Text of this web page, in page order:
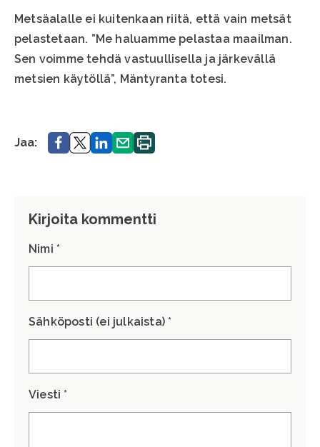
Metsäalalle ei kuitenkaan riitä, että vain metsät
pelastetaan. ”Me haluamme pelastaa maailman.
Sen voimme tehdä vastuullisella ja järkevällä
metsien käytöllä”, Mäntyranta totesi.
Jaa: Jaa. Jaa.Jaa. Jaa. Tulosta
sivu.
Kirjoita kommentti
Nimi *
Sähköposti (ei julkaista) *
Viesti *